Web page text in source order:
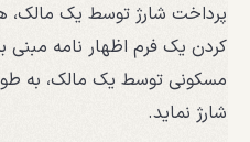
پرداخت شارژ توسط یک مالک،
کردن یک فرم اظهار نامه مبنی
مسکونی توسط یک مالک، به
شارژ نماید.